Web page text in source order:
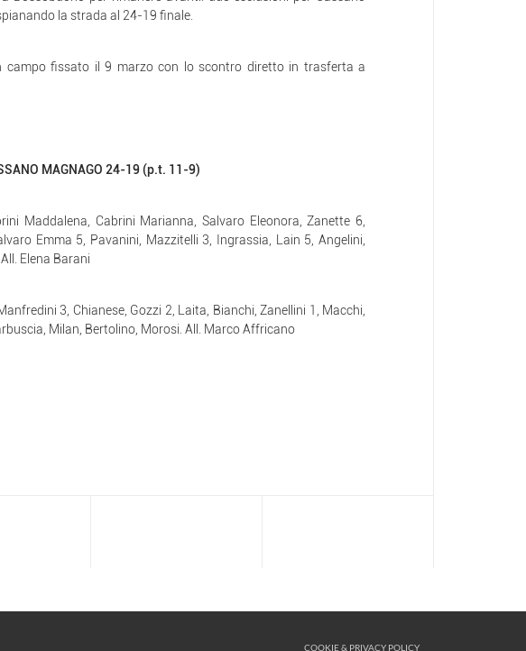
la strada al 24-19 finale.
campo fissato il 9 marzo con lo scontro diretto in trasferta a
MAGNAGO 24-19 (p.t. 11-9)
Maddalena, Cabrini Marianna, Salvaro Eleonora, Zanette 6,
Emma 5, Pavanini, Mazzitelli 3, Ingrassia, Lain 5, Angelini,
Elena Barani
3, Chianese, Gozzi 2, Laita, Bianchi, Zanellini 1, Macchi,
Milan, Bertolino, Morosi. All. Marco Affricano
COOKIE & PRIVACY POLICY